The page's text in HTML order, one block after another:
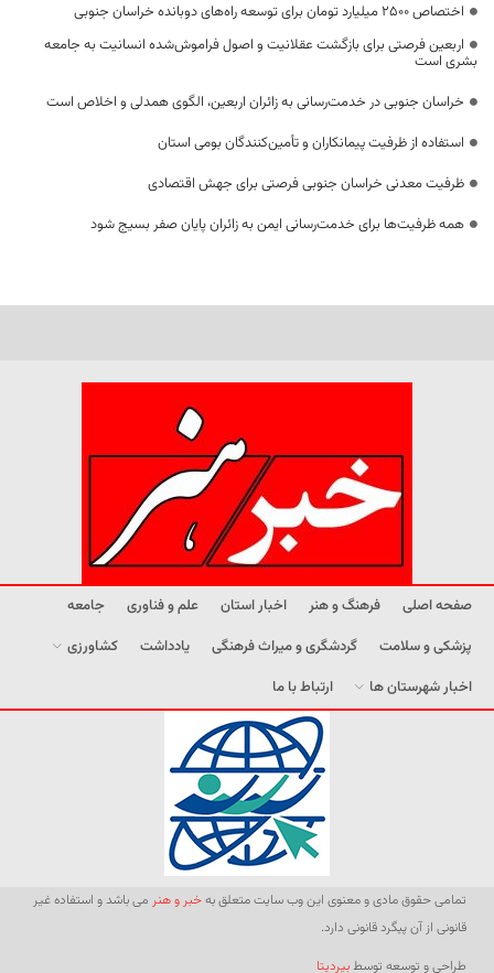
اختصاص 2500 میلیارد تومان برای توسعه راه‌های دوبانده خراسان جنوبی
اربعین فرصتی برای بازگشت عقلانیت و اصول فراموش‌شده انسانیت به جامعه
بشری است
خراسان جنوبی در خدمت‌رسانی به زائران اربعین، الگوی همدلی و اخلاص است
استفاده از ظرفیت پیمانکاران و تأمین‌کنندگان بومی استان
ظرفیت معدنی خراسان جنوبی فرصتی برای جهش اقتصادی
همه ظرفیت‌ها برای خدمت‌رسانی ایمن به زائران پایان صفر بسیج شود
صفحه اصلی فرهنگ و هنر اخبار استان علم و فناوری
جامعه
پزشکی و سلامت
گردشگری و میراث فرهنگی یادداشت
کشاورزی
اخبار شهرستان ها
ارتباط با ما
تمامی حقوق مادی و معنوی این وب سایت متعلق بهخبر و هنر می باشد و استفاده غیر
قانونی از آن پیگرد قانونی دارد.
طراحی و توسعه توسطبیردیتا